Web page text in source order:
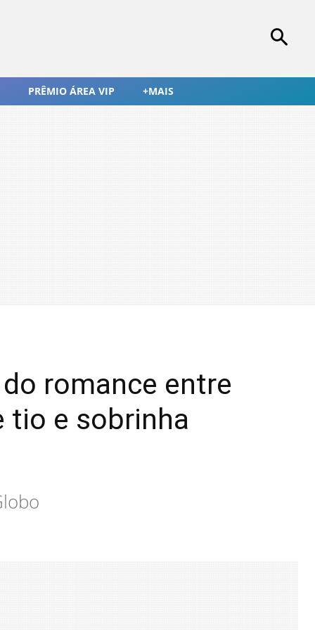
PRÊMIO ÁREA VIP +MAIS
romance entre
tio e sobrinha